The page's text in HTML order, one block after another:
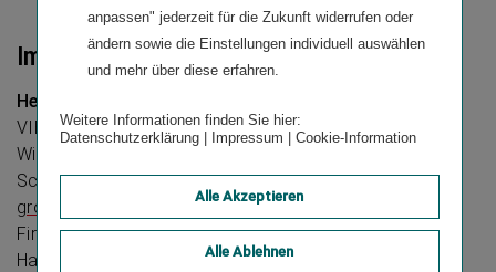
Impressum
Herausgeberin und Medieninhaberin:
VIENNA INSURANCE GROUP AG
Wiener Versicherung Gruppe
Schottenring 30, 1010 Wien
group.vig
Firmenbuch: 75687 f
Handelsgericht Wien
anpassen" jederzeit für die Zukunft widerrufen oder
ändern sowie die Einstellungen individuell auswählen
und mehr über diese erfahren.
Weitere Informationen finden Sie hier:
Datenschutzerklärung| Impressum Cookie-Information
Alle Ablehnen
Alle Akzeptieren